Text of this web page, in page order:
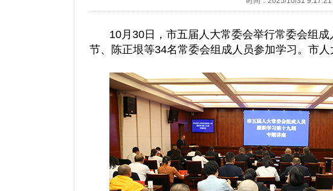
10月30日，市五届人大常委会举行常委会组
节、陈正垠等34名常委会组成人员参加学习。市人